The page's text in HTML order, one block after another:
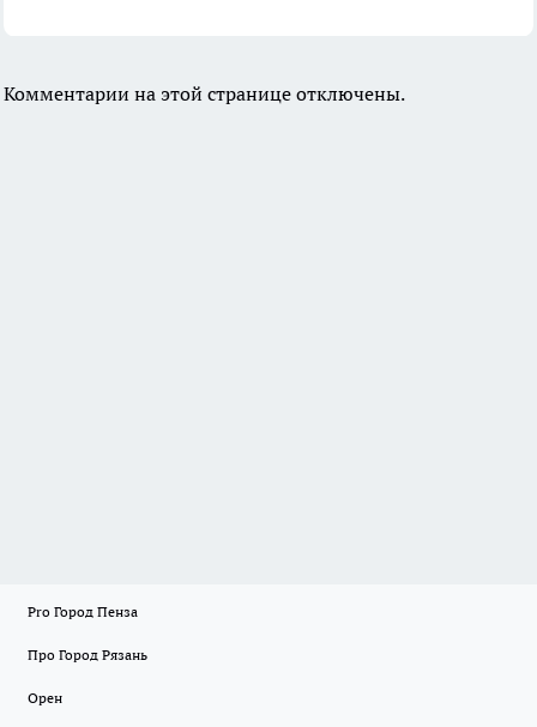
Комментарии на этой странице отключены.
Pro Город Пенза
Про Город Рязань
Орен